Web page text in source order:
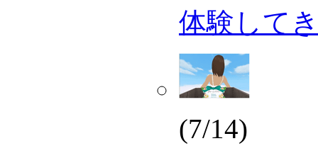
体験して
(7/14)